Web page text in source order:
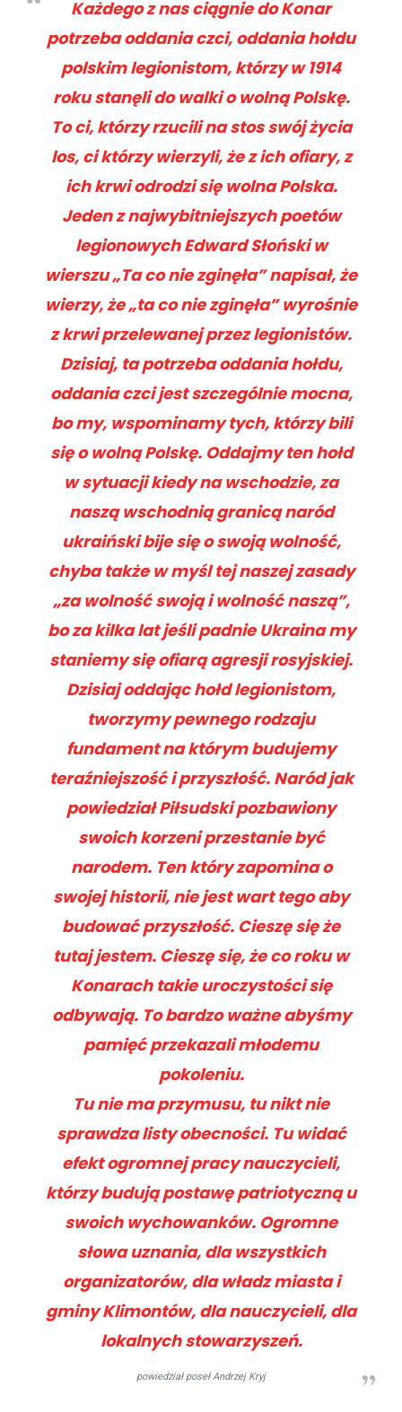
Każdego z nas ciągnie do Konar
potrzeba oddania czci, oddania hołdu
polskim legionistom, którzy w 1914
roku stanęli do walki o wolną Polskę.
To ci, którzy rzucili na stos swój życia
los, ci którzy wierzyli, że z ich ofiary, z
ich krwi odrodzi się wolna Polska.
Jeden z najwybitniejszych poetów
legionowych Edward Słoński w
wierszu „Ta co nie zginęła” napisał, że
wierzy, że „ta co nie zginęła” wyrośnie
z krwi przelewanej przez legionistów.
Dzisiaj, ta potrzeba oddania hołdu,
oddania czci jest szczególnie mocna,
bo my, wspominamy tych, którzy bili
się o wolną Polskę. Oddajmy ten hołd
w sytuacji kiedy na wschodzie, za
naszą wschodnią granicą naród
ukraiński bije się o swoją wolność,
chyba także w myśl tej naszej zasady
„za wolność swoją i wolność naszą”,
bo za kilka lat jeśli padnie Ukraina my
staniemy się ofiarą agresji rosyjskiej.
Dzisiaj oddając hołd legionistom,
tworzymy pewnego rodzaju
fundament na którym budujemy
teraźniejszość i przyszłość. Naród jak
powiedział Piłsudski pozbawiony
swoich korzeni przestanie być
narodem. Ten który zapomina o
swojej historii, nie jest wart tego aby
budować przyszłość. Cieszę się że
tutaj jestem. Cieszę się, że co roku w
Konarach takie uroczystości się
odbywają. To bardzo ważne abyśmy
pamięć przekazali młodemu
pokoleniu.
Tu nie ma przymusu, tu nikt nie
sprawdza listy obecności. Tu widać
efekt ogromnej pracy nauczycieli,
którzy budują postawę patriotyczną u
swoich wychowanków. Ogromne
słowa uznania, dla wszystkich
organizatorów, dla władz miasta i
gminy Klimontów, dla nauczycieli, dla
lokalnych stowarzyszeń.
powiedział poseł Andrzej Kryj